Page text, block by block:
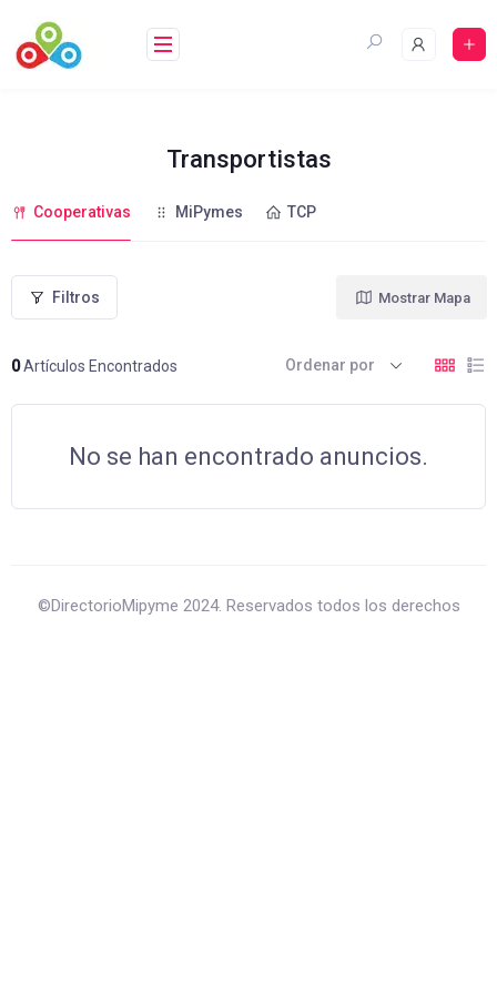
contenido
Transportistas
Cooperativas MiPymes TCP
Filtros
0Artículos Encontrados
Mostrar Mapa
Ordenar por
No se han encontrado anuncios.
©DirectorioMipyme 2024. Reservados todos los derechos